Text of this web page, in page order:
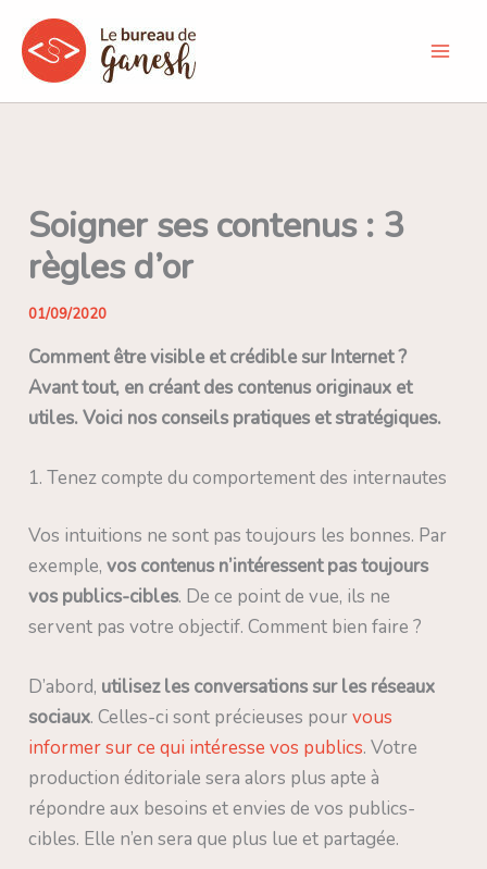
Aller
contenu
Soigner ses contenus : 3
règles d’or
01/09/2020
Comment être visible et crédible sur Internet ?
Avant tout, en créant des contenus originaux et
utiles. Voici nos conseils pratiques et stratégiques.
1. Tenez compte du comportement des internautes
Vos intuitions ne sont pas toujours les bonnes. Par
exemple,vos contenus n’intéressent pas toujours
vos publics-cibles. De ce point de vue, ils ne
servent pas votre objectif. Comment bien faire ?
D’abord, utilisez les conversations sur les réseaux
sociaux. Celles-ci sont précieuses pourvous
informer sur ce qui intéresse vos publics. Votre
production éditoriale sera alors plus apte à
répondre aux besoins et envies de vos publics-
cibles. Elle n’en sera que plus lue et partagée.